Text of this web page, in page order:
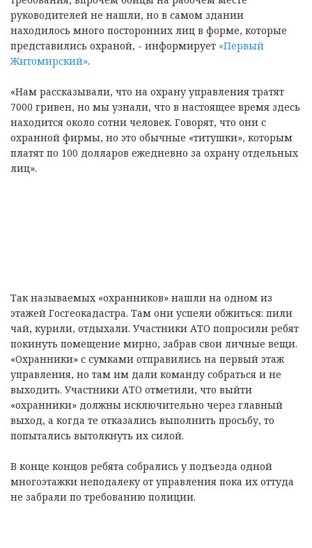
руководителей не нашли, но в самом здании
находилось много посторонних лиц в форме, которые
представились охраной, - информирует «Первый
Житомирский».
«Нам рассказывали, что на охрану управления тратят
7000 гривен, но мы узнали, что в настоящее время здесь
находится около сотни человек. Говорят, что они с
охранной фирмы, но это обычные «титушки», которым
платят по 100 долларов ежедневно за охрану отдельных
лиц».
Так называемых «охранников» нашли на одном из
этажей Госгеокадастра. Там они успели обжиться: пили
чай, курили, отдыхали. Участники АТО попросили ребят
покинуть помещение мирно, забрав свои личные вещи.
«Охранники» с сумками отправились на первый этаж
управления, но там им дали команду собраться и не
выходить. Участники АТО отметили, что выйти
«охранники» должны исключительно через главный
выход, а когда те отказались выполнить просьбу, то
попытались вытолкнуть их силой.
В конце концов ребята собрались у подъезда одной
многоэтажки неподалеку от управления пока их оттуда
не забрали по требованию полиции.